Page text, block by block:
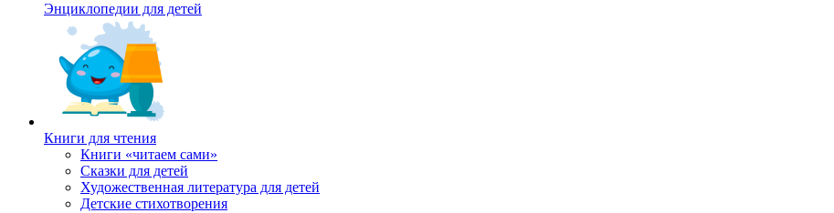
Энциклопедии для детей
Книги для чтения
Книги «читаем сами»
Сказки для детей
Художественная литература для детей
Детские стихотворения